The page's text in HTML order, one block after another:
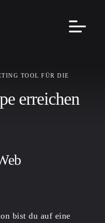
TOOL FÜR DIE
erreichen
bist du auf eine